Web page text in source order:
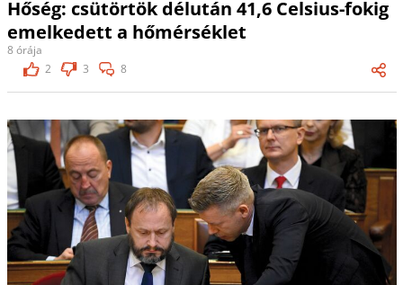
Hőség: csütörtök délután 41,6 Celsius-fokig
emelkedett a hőmérséklet
8 órája
2
3 8